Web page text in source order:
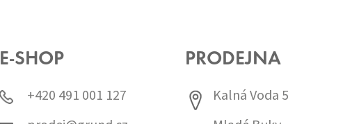
E-SHOP
+420 491 001 127
PRODEJNA
Kalná Voda 5